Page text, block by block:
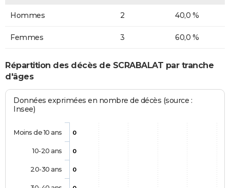
Hommes 2 40,0 %
Femmes 3 60,0 %
Répartition des décès de SCRABALAT par tranche
d'âges
Données exprimées en nombre de décès (source :
Insee)
0
0
0
Moins de 10 ans
10-20 ans
20-30 ans